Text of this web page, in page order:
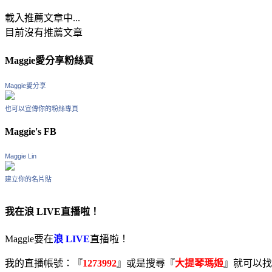
載入推薦文章中...
目前沒有推薦文章
Maggie愛分享粉絲頁
Maggie愛分享
也可以宣傳你的粉絲專頁
Maggie's FB
Maggie Lin
建立你的名片貼
我在浪 LIVE直播啦！
Maggie要在浪 LIVE直播啦！
我的直播帳號：『1273992』或是搜尋『大提琴瑪姬 』就可以